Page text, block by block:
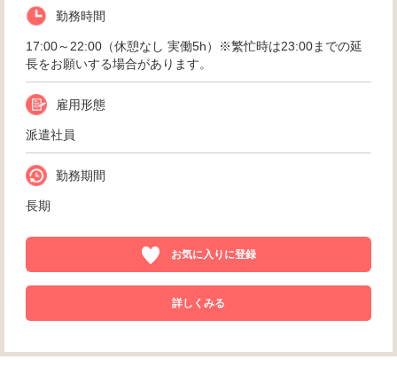
勤務時間
17:00～22:00（休憩なし 実働5h）※繁忙時は23:00までの延
長をお願いする場合があります。
雇用形態
派遣社員
勤務期間
長期
お気に入りに登録
詳しくみる